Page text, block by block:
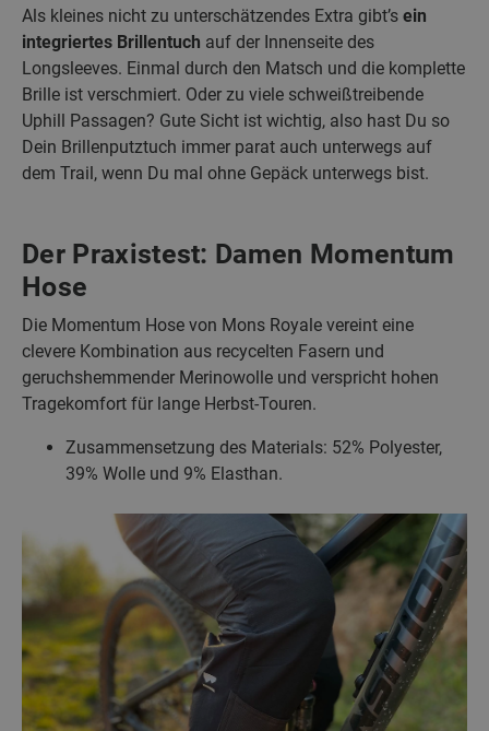
Als kleines nicht zu unterschätzendes Extra gibt’s ein
integriertes Brillentuch auf der Innenseite des
Longsleeves. Einmal durch den Matsch und die komplette
Brille ist verschmiert. Oder zu viele schweißtreibende
Uphill Passagen? Gute Sicht ist wichtig, also hast Du so
Dein Brillenputztuch immer parat auch unterwegs auf
dem Trail, wenn Du mal ohne Gepäck unterwegs bist.
Der Praxistest: Damen Momentum
Hose
Die Momentum Hose von Mons Royale vereint eine
clevere Kombination aus recycelten Fasern und
geruchshemmender Merinowolle und verspricht hohen
Tragekomfort für lange Herbst-Touren.
Zusammensetzung des Materials: 52% Polyester,
39% Wolle und 9% Elasthan.